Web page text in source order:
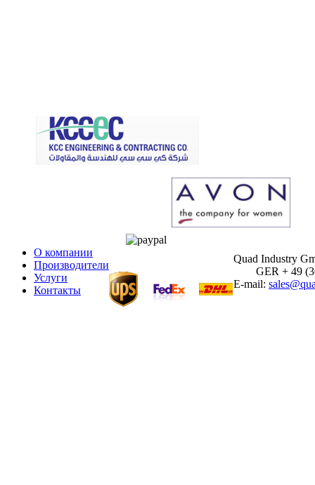
О компании
Производители
Услуги
Контакты
Quad Industry
GER + 49
E-mail: